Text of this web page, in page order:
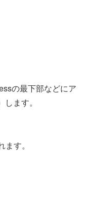
の最下部などにア
ます。
す。